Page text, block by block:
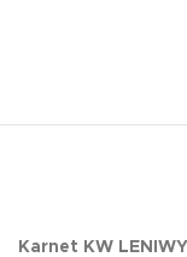
Karnet KW